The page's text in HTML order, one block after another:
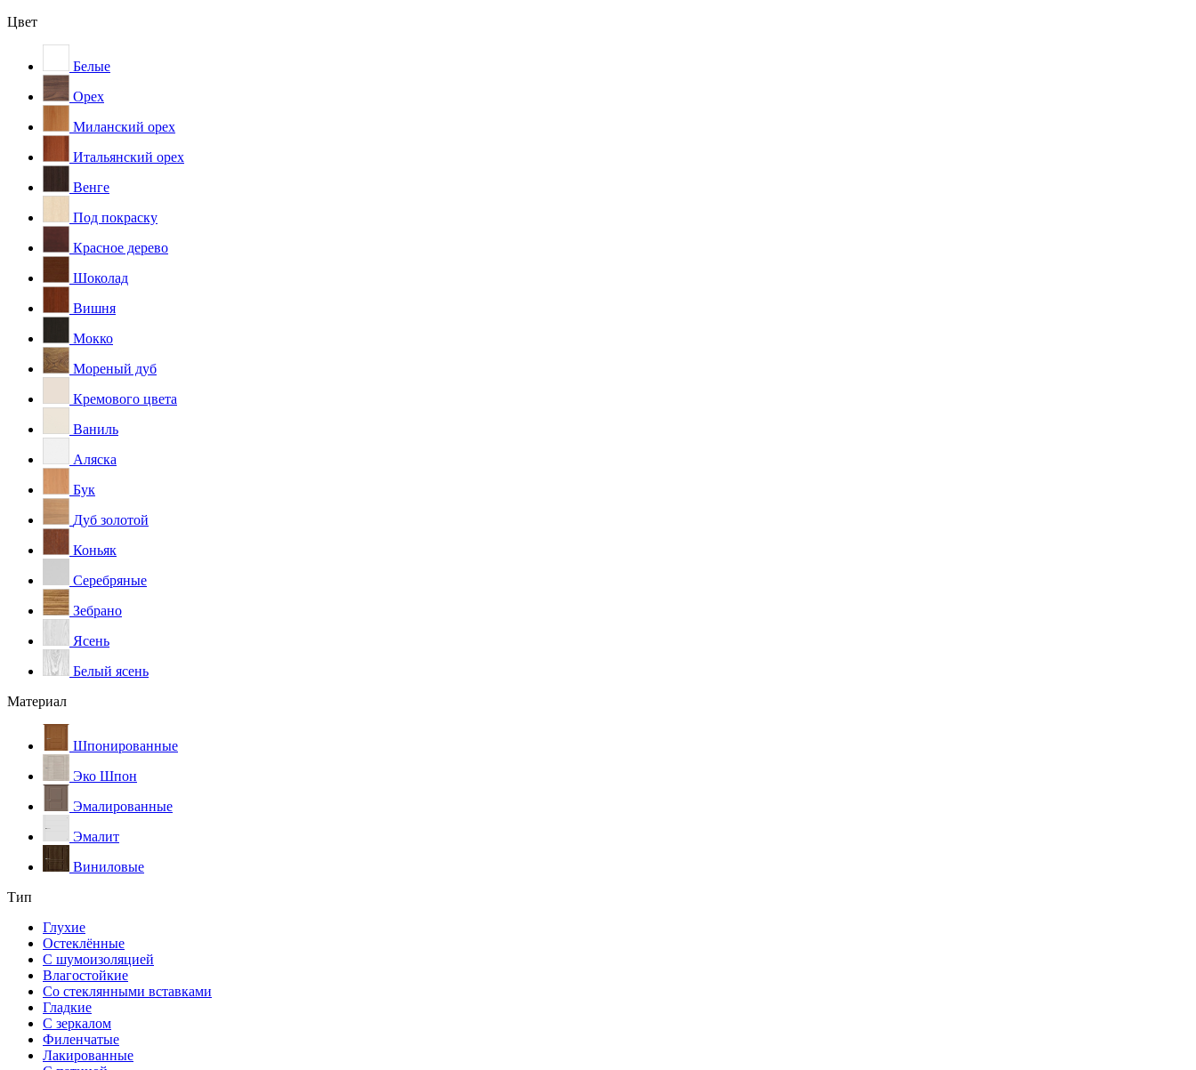
Цвет
Белые
Орех
Миланский орех
Итальянский орех
Венге
Под покраску
Красное дерево
Шоколад
Вишня
Мокко
Мореный дуб
Кремового цвета
Ваниль
Аляска
Бук
Дуб золотой
Коньяк
Серебряные
Зебрано
Ясень
Белый ясень
Материал
Шпонированные
Эко Шпон
Эмалированные
Эмалит
Виниловые
Тип
Глухие
Остеклённые
С шумоизоляцией
Влагостойкие
Со стеклянными вставками
Гладкие
С зеркалом
Филенчатые
Лакированные